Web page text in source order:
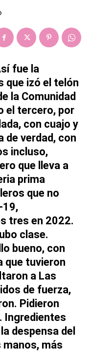
fue la
que izó el telón
la Comunidad
el tercero, por
con cuajo y
verdad, con
incluso,
que lleva a
prima
que no
-19,
tres en 2022.
clase.
bueno, con
que tuvieron
a Las
de fuerza,
Pidieron
Ingredientes
despensa del
más